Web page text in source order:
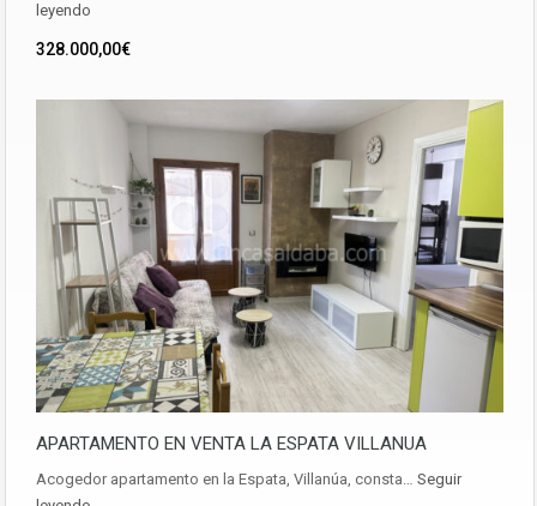
leyendo
328.000,00€
APARTAMENTO EN VENTA LA ESPATA VILLANUA
Acogedor apartamento en la Espata, Villanúa, consta… Seguir